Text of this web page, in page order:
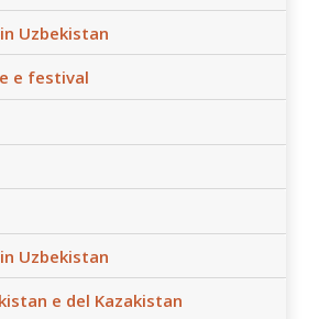
Uzbekistan
e festival
Uzbekistan
e del Kazakistan